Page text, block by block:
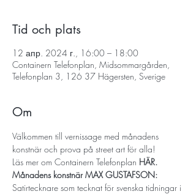
Tid och plats
12 апр. 2024 г., 16:00 – 18:00
Containern Telefonplan, Midsommargården,
Telefonplan 3, 126 37 Hägersten, Sverige
Om
Välkommen till vernissage med månadens
konstnär och prova på street art för alla!
Läs mer om Containern Telefonplan HÄR.
Månadens konstnär MAX GUSTAFSON:
Satirtecknare som tecknat för svenska tidningar i